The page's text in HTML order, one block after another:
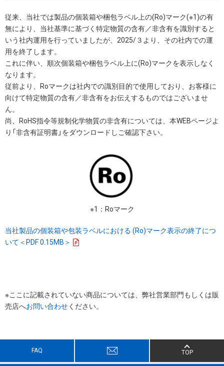
従来、当社では製品の個装箱や梱包ラベル上の(Ro)マーク(※1)の有
無により、当社基準に基づく特定物質の含有／非含有を識別すると
いう社内運用を行っていましたが、2025/３より、その社内での運
用を終了します。
これに伴い、順次個装箱や梱包ラベル上に(Ro)マークを表示しなく
なります。
従前より、Roマークは社内での識別目的で使用しており、お客様に
向けて特定物質の含有／非含有をお伝えするものではございませ
ん。
尚、RoHS指令等規制化学物質の非含有については、本WEBページよ
り「非含有証明書」をダウンロードしご確認下さい。
※1：Roマーク
当社製品の個装箱や包装ラベルにおける (Ro)マーク表示の終了につ
いて＜PDF 0.15MB＞
※ここに記載されていない商品については、弊社営業部門もしくは販
売店へお問い合わせください。
FAQ TOP